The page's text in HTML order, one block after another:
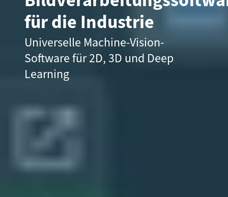
für die Industrie
Universelle Machine-Vision-
Software für 2D, 3D und Deep
Learning